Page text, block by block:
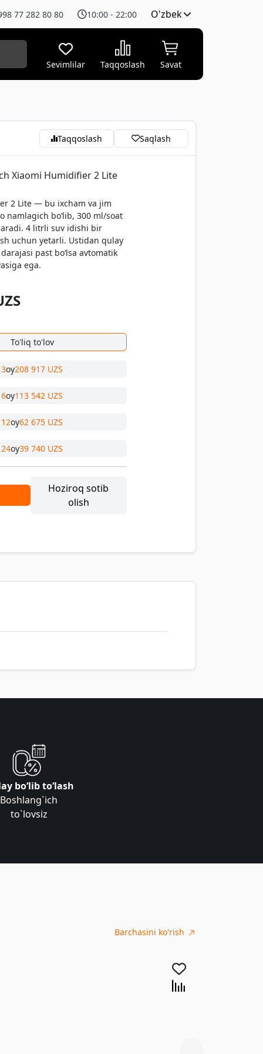
77 282 80 80 10:00 - 22:00 O'zbek
Sevimlilar Taqqoslash Savat
Taqqoslash Saqlash
Xiaomi Humidifier 2 Lite
2 Lite — bu ixcham va jim
namlagich bo‘lib, 300 ml/soat
4 litrli suv idishi bir
uchun yetarli. Ustidan qulay
past bo‘lsa avtomatik
ega.
To'liq to'lov
3oy208 917 UZS
6oy113 542 UZS
12oy62 675 UZS
24oy39 740 UZS
Hoziroq sotib
olish
bo‘lib to‘lash
Boshlang`ich
to`lovsiz
Barchasini ko'rish